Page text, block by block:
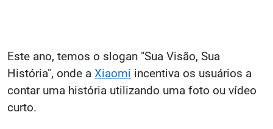
Este ano, temos o slogan "Sua Visão, Sua
História", onde a Xiaomi incentiva os usuários a
contar uma história utilizando uma foto ou vídeo
curto.